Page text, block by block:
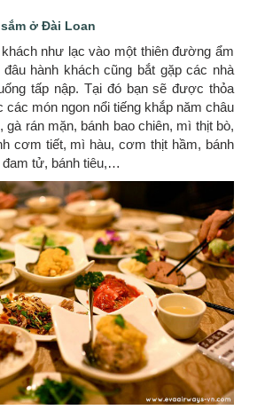
ở Đài Loan
như lạc vào một thiên đường ẩm
hành khách cũng bắt gặp các nhà
tấp nập. Tại đó bạn sẽ được thỏa
món ngon nổi tiếng khắp năm châu
gà rán mặn, bánh bao chiên, mì thịt bò,
cơm tiết, mì hàu, cơm thịt hầm, bánh
tử, bánh tiêu,…